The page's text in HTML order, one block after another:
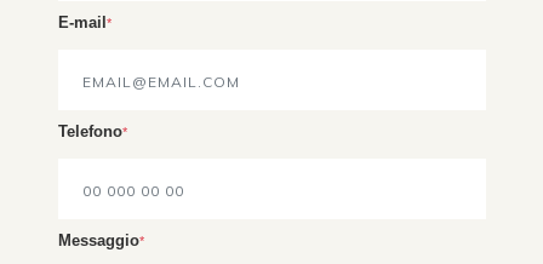
E-mail *
Telefono*
Messaggio*